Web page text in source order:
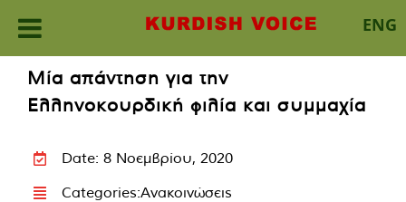
ENG
content
Μία απάντηση για την
Ελληνοκουρδική φιλία και συμμαχία
Date: 8 Νοεμβρίου, 2020
Categories:Ανακοινώσεις